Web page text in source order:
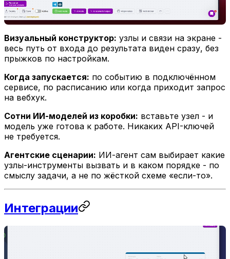
Визуальный конструктор: узлы и связи на экране -
весь путь от входа до результата виден сразу, без
прыжков по настройкам.
Когда запускается: по событию в подключённом
сервисе, по расписанию или когда приходит запрос
на вебхук.
Сотни ИИ-моделей из коробки: вставьте узел - и
модель уже готова к работе. Никаких API-ключей
не требуется.
Агентские сценарии: ИИ-агент сам выбирает какие
узлы-инструменты вызвать и в каком порядке - по
смыслу задачи, а не по жёсткой схеме «если-то».
Интеграции